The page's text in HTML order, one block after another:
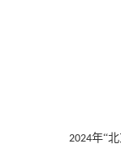
2024年“